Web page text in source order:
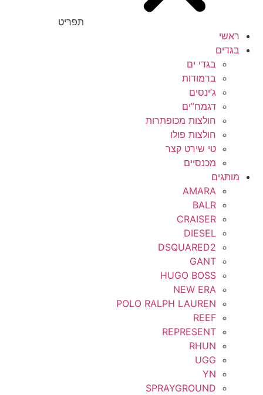
תפריט
ראשי
בגדים
בגדי ים
ברמודות
ג’ינסים
דגמח”ים
חולצות מכופתרות
חולצות פולו
טי שירט קצר
מכנסיים
מותגים
AMARA
BALR
CRAISER
DIESEL
DSQUARED2
GANT
HUGO BOSS
NEW ERA
POLO RALPH LAUREN
REEF
REPRESENT
RHUN
UGG
YN
SPRAYGROUND